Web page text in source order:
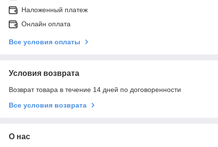
Наложенный платеж
Онлайн оплата
Все условия оплаты
Условия возврата
Возврат товара в течение 14 дней по договоренности
Все условия возврата
О нас